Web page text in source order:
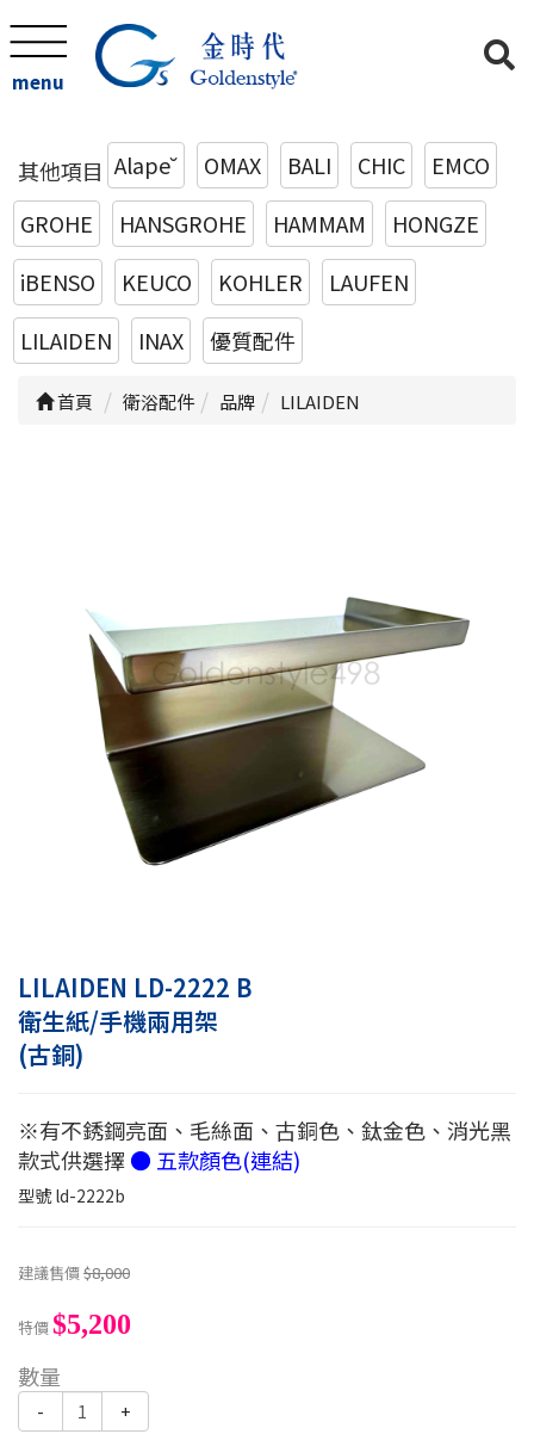
menu
其他項目 Alape˘ OMAX BALI CHIC
EMCO
GROHE
HANSGROHE HAMMAM
HONGZE
iBENSO
KEUCO KOHLER
LAUFEN
LILAIDEN
INAX 優質配件
首頁 衛浴配件 品牌 LILAIDEN
LILAIDEN LD-2222 B
衛生紙/手機兩用架
(古銅)
※有不銹鋼亮面、毛絲面、古銅色、鈦金色、消光黑
款式供選擇● 五款顏色(連結)
型號ld-2222b
建議售價$8,000
特價$5,200
數量
- +